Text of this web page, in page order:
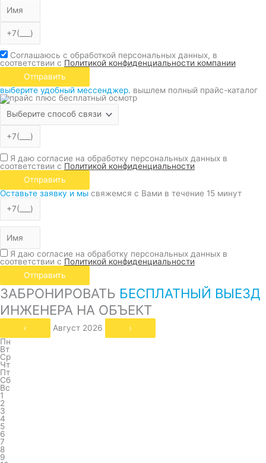
Соглашаюсь с обработкой персональных данных, в
соответствии с Политикой конфиденциальности компании
Отправить
выберите удобный мессенджер. вышлем полный прайс-каталог
Я даю согласие на обработку персональных данных в
соответствии с Политикой конфиденциальности
Отправить
Оставьте заявку и мы свяжемся с Вами в течение 15 минут
Я даю согласие на обработку персональных данных в
соответствии с Политикой конфиденциальности
Отправить
ЗАБРОНИРОВАТЬ БЕСПЛАТНЫЙ ВЫЕЗД
ИНЖЕНЕРА НА ОБЪЕКТ
‹ Август 2026
›
Пн
Вт
Ср
Чт
Пт
Сб
Вс
1
2
3
4
5
6
7
8
9